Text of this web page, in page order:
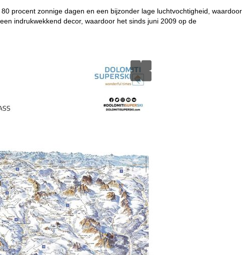
procent zonnige dagen en een bijzonder lage luchtvochtigheid, waardoor
indrukwekkend decor, waardoor het sinds juni 2009 op de